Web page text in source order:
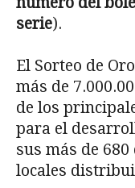
serie).
El Sorteo de
más de
de los
para el
sus más de
locales